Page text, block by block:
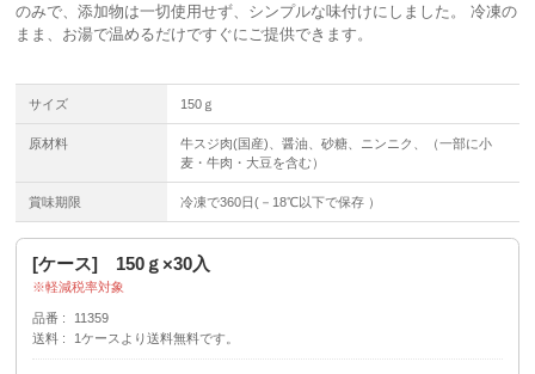
のみで、添加物は一切使用せず、シンプルな味付けにしました。 冷凍の
まま、お湯で温めるだけですぐにご提供できます。
サイズ 150ｇ
原材料
牛スジ肉(国産)、醤油、砂糖、ニンニク、（一部に小
麦・牛肉・大豆を含む）
賞味期限 冷凍で360日(－18℃以下で保存 ）
[ケース] 150ｇ×30入
軽減税率対象
品番
11359
送料
1ケースより送料無料です。